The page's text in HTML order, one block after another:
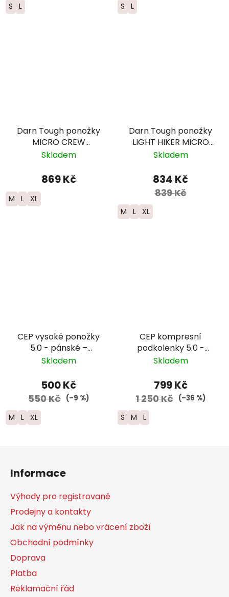
S L S L
Darn Tough ponožky
MICRO CREW
Midweight merino -
šedá/okrová
Skladem
869 Kč
M L XL
Darn Tough ponožky
LIGHT HIKER MICRO
CREW Lightweight
hnědá
Skladem
834 Kč
839 Kč
M L XL
CEP vysoké ponožky
5.0 - pánské –
zelená/černá
Skladem
500 Kč
550 Kč (–9 %)
M L XL
CEP kompresní
podkolenky 5.0 -
dámské - modrá
Skladem
799 Kč
1 250 Kč (–36 %)
S M L
Informace
Výhody pro registrované
Prodejny a kontakty
Jak na výměnu nebo vrácení zboží
Obchodní podmínky
Doprava
Platba
Reklamační řád